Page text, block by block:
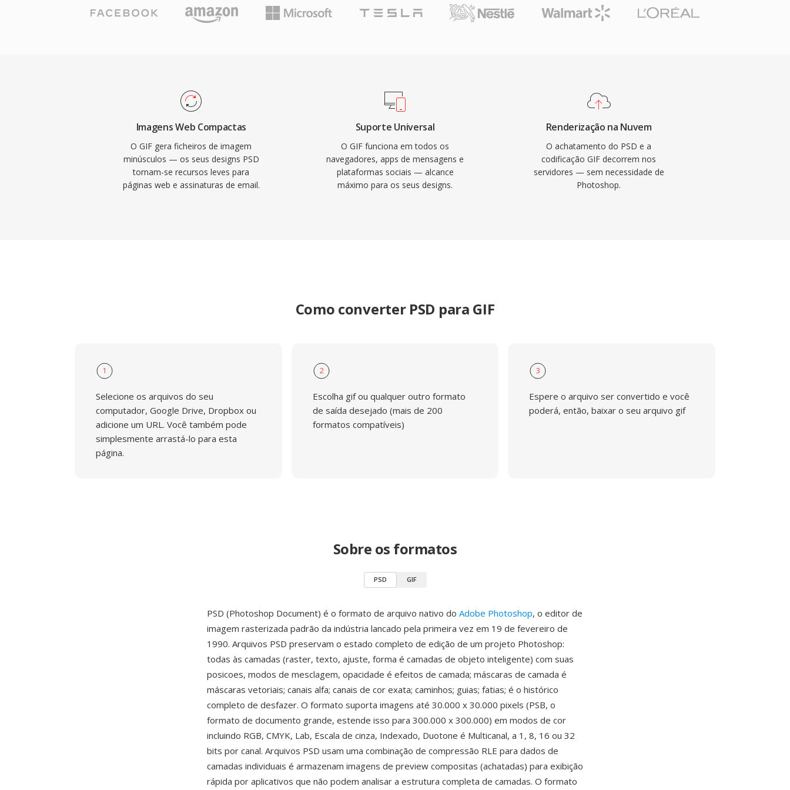
Imagens Web Compactas
O GIF gera ficheiros de imagem
minúsculos — os seus designs PSD
tornam-se recursos leves para
páginas web e assinaturas de email.
Suporte Universal
O GIF funciona em todos os
navegadores, apps de mensagens e
plataformas sociais — alcance
máximo para os seus designs.
Renderização na Nuvem
O achatamento do PSD e a
codificação GIF decorrem nos
servidores — sem necessidade de
Photoshop.
Como converter PSD para GIF
1
Selecione os arquivos do seu
computador, Google Drive, Dropbox ou
adicione um URL. Você também pode
simplesmente arrastá-lo para esta
página.
2
Escolha gif ou qualquer outro formato
de saída desejado (mais de 200
formatos compatíveis)
3
Espere o arquivo ser convertido e você
poderá, então, baixar o seu arquivo gif
Sobre os formatos
PSD GIF
PSD (Photoshop Document) é o formato de arquivo nativo do Adobe Photoshop, o editor de
imagem rasterizada padrão da indústria lancado pela primeira vez em 19 de fevereiro de
1990. Arquivos PSD preservam o estado completo de edição de um projeto Photoshop:
todas às camadas (raster, texto, ajuste, forma é camadas de objeto inteligente) com suas
posicoes, modos de mesclagem, opacidade é efeitos de camada; máscaras de camada é
máscaras vetoriais; canais alfa; canais de cor exata; caminhos; guias; fatias; é o histórico
completo de desfazer. O formato suporta imagens até 30.000 x 30.000 pixels (PSB, o
formato de documento grande, estende isso para 300.000 x 300.000) em modos de cor
incluindo RGB, CMYK, Lab, Escala de cinza, Indexado, Duotone é Multicanal, a 1, 8, 16 ou 32
bits por canal. Arquivos PSD usam uma combinação de compressão RLE para dados de
camadas individuais é armazenam imagens de preview compositas (achatadas) para exibição
rápida por aplicativos que não podem analisar a estrutura completa de camadas. O formato